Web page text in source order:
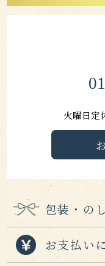
火曜日定
包装・の
お支払い